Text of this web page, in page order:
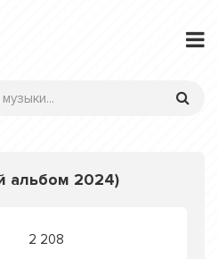
альбом 2024)
2 208